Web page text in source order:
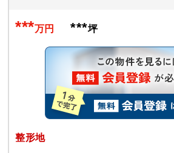
***万円 ***坪
整形地